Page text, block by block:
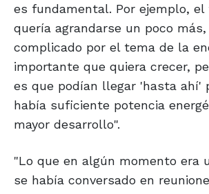
es fundamental. Por ejemplo,
quería agrandarse un poco
complicado por el tema de la
importante que quiera crecer,
es que podían llegar 'hasta ahí'
había suficiente potencia
mayor desarrollo".
"Lo que en algún momento era
se había conversado en